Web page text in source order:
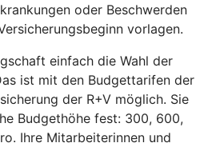
oder Beschwerden
vorlagen.
einfach die Wahl der
ist mit den Budgettarifen der
der R+V möglich. Sie
Budgethöhe fest: 300, 600,
Ihre Mitarbeiterinnen und